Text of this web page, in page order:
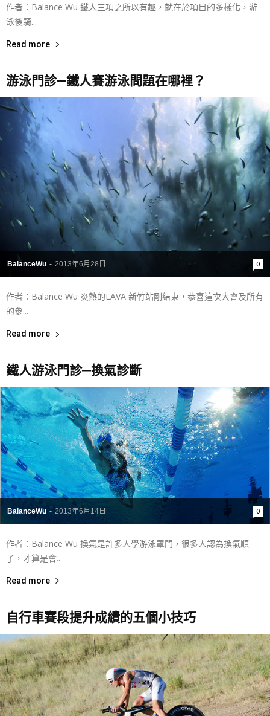
作者：Balance Wu 鐵人三項之所以有趣，就在於項目的多樣化，游
泳後騎...
Read more
游泳門診—鐵人賽游泳問題在哪裡？
BalanceWu - 2013年6月28日 0
作者：Balance Wu 炎熱的LAVA 新竹站剛結束，恭喜這次大會及所有
的參...
Read more
鐵人游泳門診─換氣診斷
BalanceWu - 2013年6月14日 0
作者：Balance Wu 換氣是許多人學游泳罩門，很多人認為換氣順
了，才算是會...
Read more
自行車賽段提升成績的五個小技巧